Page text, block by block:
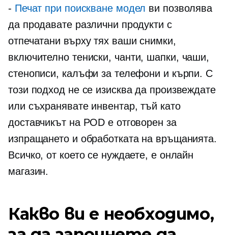
- Печат при поискванемодел ви позволява
да продавате различни продукти с
отпечатани върху тях ваши снимки,
включително тениски, чанти, шапки, чаши,
стенописи, калъфи за телефони и кърпи. С
този подход не се изисква да произвеждате
или съхранявате инвентар, тъй като
доставчикът на POD е ​​отговорен за
изпращането и обработката на връщанията.
Всичко, от което се нуждаете, е онлайн
магазин.
Какво ви е необходимо,